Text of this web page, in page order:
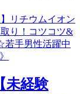
未経験